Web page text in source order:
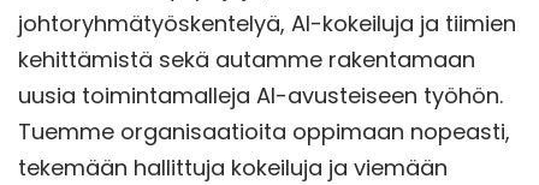
johtoryhmätyöskentelyä, AI-kokeiluja ja tiimien
kehittämistä sekä autamme rakentamaan
uusia toimintamalleja AI-avusteiseen työhön.
Tuemme organisaatioita oppimaan nopeasti,
tekemään hallittuja kokeiluja ja viemään